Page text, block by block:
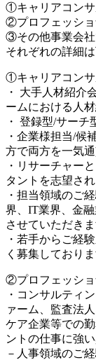
①キャリアコンサ
②プロフェッショ
③その他事業会
それぞれの詳細
①キャリアコンサ
・ 大手人材紹介
ームにおける人
・ 登録型/サー
・企業様担当/候
方で両方を一気
・リサーチャー
タントを志望さ
・担当領域のご
界、IT業界、金
させていただきま
・若手からご経
く募集しておりま
②プロフェッショ
・コンサルティ
ァーム、監査法
ケア企業等での
ントの仕事に強
－人事領域のご